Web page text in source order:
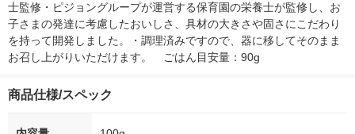
士監修・ピジョングループが運営する保育園の栄養士が監修し、お
子さまの発達に考慮したおいしさ、具材の大きさや固さにこだわり
を持って開発しました。・調理済みですので、器に移してそのまま
お召し上がりいただけます。　ごはん目安量：90g
商品仕様/スペック